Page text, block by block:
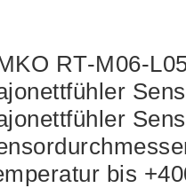
RT-M06-
bis